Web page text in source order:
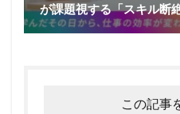
が課題視する「スキル断
この記事